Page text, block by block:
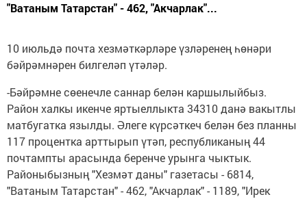
"Ватаным Татарстан" - 462, "Акчарлак"...
10 июльдә почта хезмәткәрләре үзләренең һөнәри
бәйрәмнәрен билгеләп үтәләр.
-Бәйрәмне сөенечле саннар белән каршылыйбыз.
Район халкы икенче яртыеллыкта 34310 данә вакытлы
матбугатка язылды. Әлеге күрсәткеч белән без планны
117 процентка арттырып үтәп, республиканың 44
почтампты арасында беренче урынга чыктык.
Районыбызның "Хезмәт даны" газетасы - 6814,
"Ватаным Татарстан" - 462, "Акчарлак" - 1189, "Ирек